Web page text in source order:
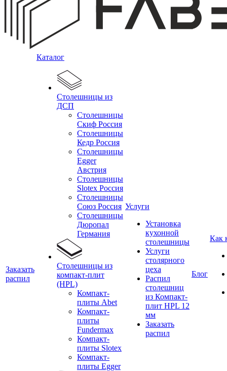
Заказать
распил
Каталог
Столешницы из
ДСП
Столешницы
Скиф Россия
Столешницы
Кедр Россия
Столешницы
Egger
Австрия
Столешницы
Slotex Россия
Столешницы
Союз Россия
Столешницы
Дюропал
Германия
Столешницы из
компакт-плит
(HPL)
Компакт-
плиты Abet
Компакт-
плиты
Fundermax
Компакт-
плиты Slotex
Компакт-
плиты Egger
Услуги
Установка
кухонной
столешницы
Услуги
столярного
цеха
Распил
столешниц
из Компакт-
плит HPL 12
мм
Заказать
распил
Блог
Как